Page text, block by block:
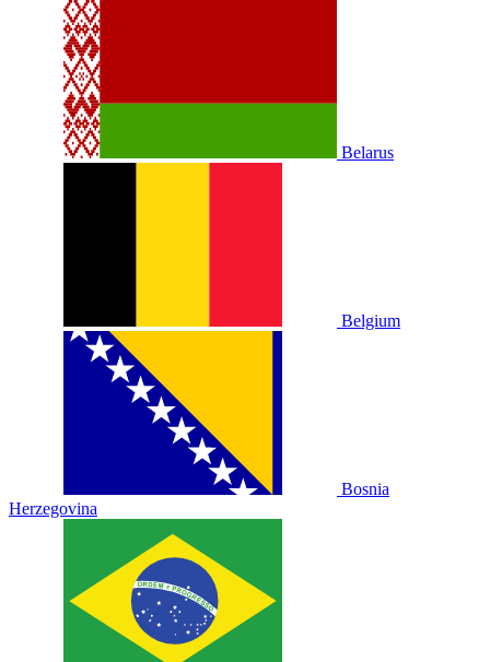
Belarus
Belgium
Bosnia
Herzegovina